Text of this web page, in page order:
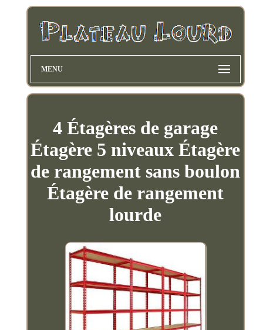
MENU
4 Étagères de garage
Étagère 5 niveaux Étagère
de rangement sans boulon
Étagère de rangement
lourde